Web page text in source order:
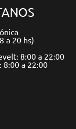
a 20 hs)
8:00 a 22:00
8:00 a 22:00